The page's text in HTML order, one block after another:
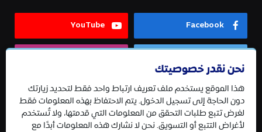
Facebook
YouTube
Telegram
نحن نقدر خصوصيتك
هذا الموقع يستخدم ملف تعريف ارتباط واحد فقط لتحديد زيارتك
دون الحاجة إلى تسجيل الدخول. يتم الاحتفاظ بهذه المعلومات فقط
لغرض تتبع طلبات التحقق من المعلومات التي قدمتها، ولا تُستخدم
لأغراض التتبع أو التسويق. نحن لا نشارك هذه المعلومات أبدًا مع